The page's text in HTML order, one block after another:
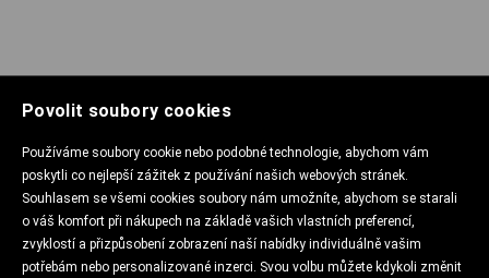
Povolit soubory cookies
Používáme soubory cookie nebo podobné technologie, abychom vám
poskytli co nejlepší zážitek z používání našich webových stránek.
Souhlasem se všemi cookies soubory nám umožníte, abychom se starali
o váš komfort při nákupech na základě vašich vlastních preferencí,
zvyklostí a přizpůsobení zobrazení naší nabídky individuálně vašim
potřebám nebo personalizované inzerci. Svou volbu můžete kdykoli změnit